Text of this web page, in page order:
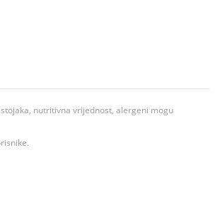
nutritivna vrijednost, alergeni mogu